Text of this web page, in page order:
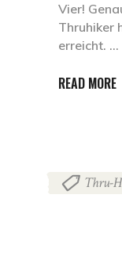
Vier!
Thruhiker
erreicht.
READ MORE
Thru-